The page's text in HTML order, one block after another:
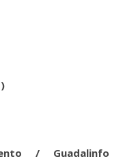
/ Guadalinfo